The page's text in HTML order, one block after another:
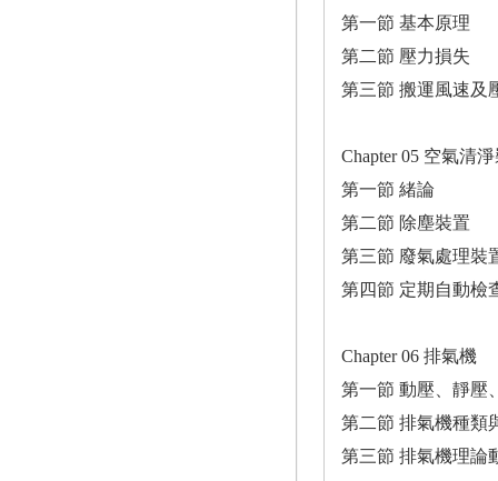
第一節 基本原理
第二節 壓力損失
第三節 搬運風速及
Chapter 05 空氣清
第一節 緒論
第二節 除塵裝置
第三節 廢氣處理裝
第四節 定期自動檢
Chapter 06 排氣機
第一節 動壓、靜壓
第二節 排氣機種類
第三節 排氣機理論